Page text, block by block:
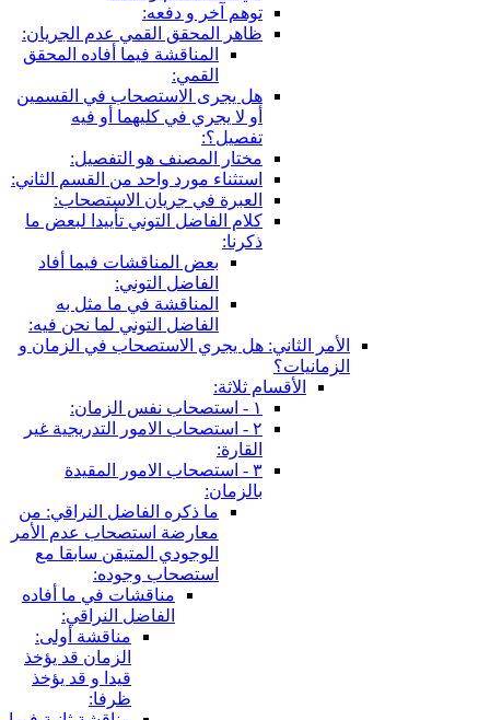
توهم آخر و دفعه:
ظاهر المحقق القمي عدم الجريان:
المناقشة فيما أفاده المحقق
القمي:
هل يجرى الاستصحاب في القسمين
أو لا يجري في كليهما أو فيه
تفصيل؟:
مختار المصنف هو التفصيل:
استثناء مورد واحد من القسم الثاني:
العبرة في جريان الاستصحاب:
كلام الفاضل التوني تأييدا لبعض ما
ذكرنا:
بعض المناقشات فيما أفاد
الفاضل التوني:
المناقشة في ما مثل به
الفاضل التوني لما نحن فيه:
الأمر الثاني: هل يجري الاستصحاب في الزمان و
الزمانيات؟
الأقسام ثلاثة:
١ - استصحاب نفس الزمان:
٢ - استصحاب الامور التدريجية غير
القارة:
٣ - استصحاب الامور المقيدة
بالزمان:
ما ذكره الفاضل النراقي: من
معارضة استصحاب عدم الأمر
الوجودي المتيقن سابقا مع
استصحاب وجوده:
مناقشات في ما أفاده
الفاضل النراقي:
مناقشة أولى:
الزمان قد يؤخذ
قيدا و قد يؤخذ
ظرفا: